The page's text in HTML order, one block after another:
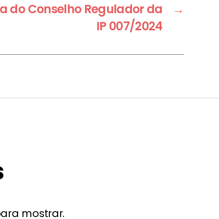
→
do Conselho Regulador da
IP 007/2024
mostrar.